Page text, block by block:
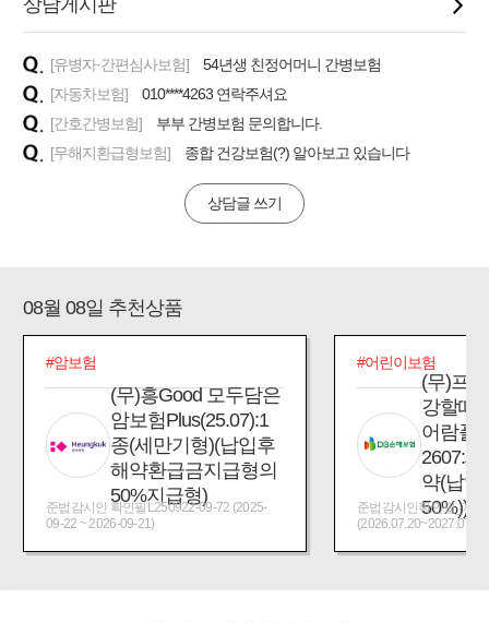
#교통사고대비 운전자보험
#무해지 건강보험
#바뀌기전에 4세대 가입
상담게시판
[유병자·간편심사보험]
54년생 친정어머니 간병보험
[자동차보험]
010****4263 연락주셔요
[간호간병보험]
부부 간병보험 문의합니다.
[무해지환급형보험]
종합 건강보험(?) 알아보고 있습니다
상담글 쓰기
08월 08일 추천상품
#암보험
(무)흥Good 모두담은
암보험Plus(25.07):1
종(세만기형)(납입후
해약환급금지급형의
50%지급형)
준법감시인 확인필L250922-09-72 (2025-
09-22 ~ 2026-09-21)
#어린이보험
(무)프
강할때
어람플
2607:
약(납입
50%))
준법감시인확인필_제